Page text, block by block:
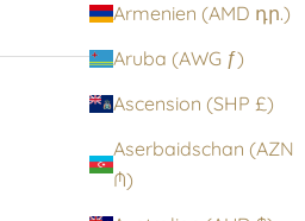
Armenien (AMD դր.)
Aruba (AWG ƒ)
Ascension (SHP £)
Aserbaidschan (AZN
₼)